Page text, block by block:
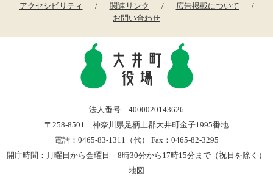
アクセシビリティ
関連リンク
広告掲載について
お問い合わせ
法人番号 4000020143626
〒258-8501 神奈川県足柄上郡大井町金子1995番地
電話：0465-83-1311（代） Fax：0465-82-3295
開庁時間：月曜日から金曜日 8時30分から17時15分まで（祝日を除く）
地図